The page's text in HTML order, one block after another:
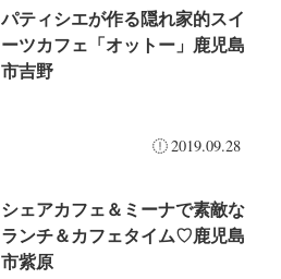
パティシエが作る隠れ家的スイ
ーツカフェ「オットー」鹿児島
市吉野
2019.09.28
シェアカフェ＆ミーナで素敵な
ランチ＆カフェタイム♡鹿児島
市紫原